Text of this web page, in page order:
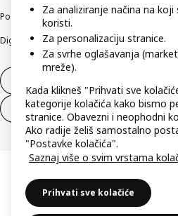
Podaci o tvrtki IKEA HrvatskaEtično
Digitalna pristupačnost
Jednostrani raskid ugovora za
Za analiziranje načina na
koristi.
Za personalizaciju stranice.
Za svrhe oglašavanja
mreže).
Kada klikneš "Prihvati sve
kategorije kolačića kako bismo
stranice. Obavezni i neophodni
Ako radije želiš samostalno
"Postavke kolačića".
Saznaj više o svim vrstama
Prihvati sve kolačiće